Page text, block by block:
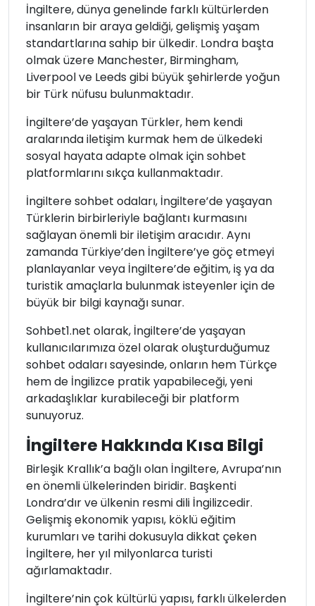
İngiltere, dünya genelinde farklı kültürlerden
insanların bir araya geldiği, gelişmiş yaşam
standartlarına sahip bir ülkedir. Londra başta
olmak üzere Manchester, Birmingham,
Liverpool ve Leeds gibi büyük şehirlerde yoğun
bir Türk nüfusu bulunmaktadır.
İngiltere’de yaşayan Türkler, hem kendi
aralarında iletişim kurmak hem de ülkedeki
sosyal hayata adapte olmak için sohbet
platformlarını sıkça kullanmaktadır.
İngiltere sohbet odaları, İngiltere’de yaşayan
Türklerin birbirleriyle bağlantı kurmasını
sağlayan önemli bir iletişim aracıdır. Aynı
zamanda Türkiye’den İngiltere’ye göç etmeyi
planlayanlar veya İngiltere’de eğitim, iş ya da
turistik amaçlarla bulunmak isteyenler için de
büyük bir bilgi kaynağı sunar.
Sohbet1.net olarak, İngiltere’de yaşayan
kullanıcılarımıza özel olarak oluşturduğumuz
sohbet odaları sayesinde, onların hem Türkçe
hem de İngilizce pratik yapabileceği, yeni
arkadaşlıklar kurabileceği bir platform
sunuyoruz.
İngiltere Hakkında Kısa Bilgi
Birleşik Krallık’a bağlı olan İngiltere, Avrupa’nın
en önemli ülkelerinden biridir. Başkenti
Londra’dır ve ülkenin resmi dili İngilizcedir.
Gelişmiş ekonomik yapısı, köklü eğitim
kurumları ve tarihi dokusuyla dikkat çeken
İngiltere, her yıl milyonlarca turisti
ağırlamaktadır.
İngiltere’nin çok kültürlü yapısı, farklı ülkelerden